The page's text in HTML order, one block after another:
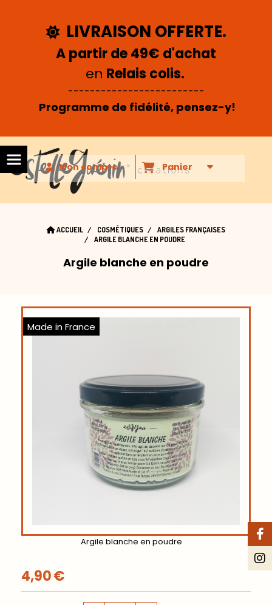
 LIVRAISON OFFERTE.
A partir de 49€ d'achat
en Relais colis.
-------------------------
Programme de fidélité, pensez-y!
Mon compte Panier
ACCUEIL COSMÉTIQUES
ARGILES FRANÇAISES
ARGILE BLANCHE EN POUDRE
Argile blanche en poudre
Made in France
Argile blanche en poudre
4,90€